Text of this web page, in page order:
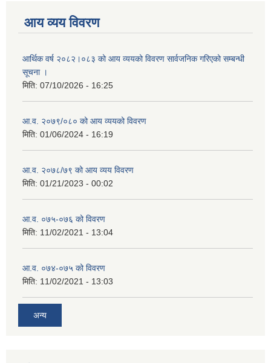
आय व्यय विवरण
आर्थिक वर्ष २०८२।०८३ को आय व्ययको विवरण सार्वजनिक गरिएको सम्बन्धी
सूचना ।
मिति: 07/10/2026 - 16:25
आ.व. २०७९/०८० को आय व्ययको विवरण
मिति: 01/06/2024 - 16:19
आ.व. २०७८/७९ को आय व्यय विवरण
मिति: 01/21/2023 - 00:02
आ.व. ०७५-०७६ को विवरण
मिति: 11/02/2021 - 13:04
आ.व. ०७४-०७५ को विवरण
मिति: 11/02/2021 - 13:03
अन्य